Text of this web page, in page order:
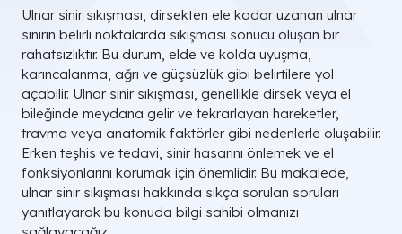
Ulnar sinir sıkışması, dirsekten ele kadar uzanan ulnar
sinirin belirli noktalarda sıkışması sonucu oluşan bir
rahatsızlıktır. Bu durum, elde ve kolda uyuşma,
karıncalanma, ağrı ve güçsüzlük gibi belirtilere yol
açabilir. Ulnar sinir sıkışması, genellikle dirsek veya el
bileğinde meydana gelir ve tekrarlayan hareketler,
travma veya anatomik faktörler gibi nedenlerle oluşabilir.
Erken teşhis ve tedavi, sinir hasarını önlemek ve el
fonksiyonlarını korumak için önemlidir. Bu makalede,
ulnar sinir sıkışması hakkında sıkça sorulan soruları
yanıtlayarak bu konuda bilgi sahibi olmanızı